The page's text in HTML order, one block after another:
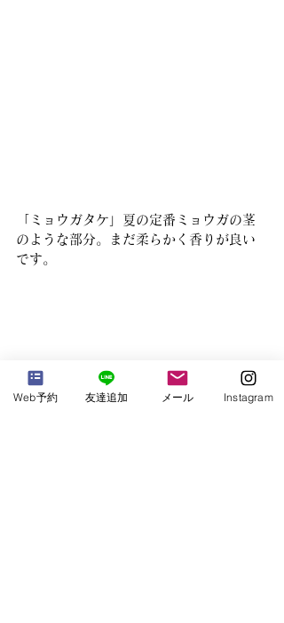
「ミョウガタケ」夏の定番ミョウガの茎
のような部分。まだ柔らかく香りが良い
です。
Web予約 友達追加 メール Instagram